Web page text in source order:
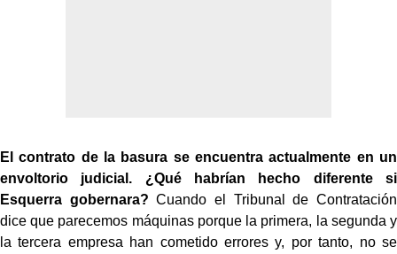
El contrato de la basura se encuentra actualmente en un
envoltorio judicial. ¿Qué habrían hecho diferente si
Esquerra gobernara?Cuando el Tribunal de Contratación
dice que parecemos máquinas porque la primera, la segunda y
la tercera empresa han cometido errores y, por tanto, no se